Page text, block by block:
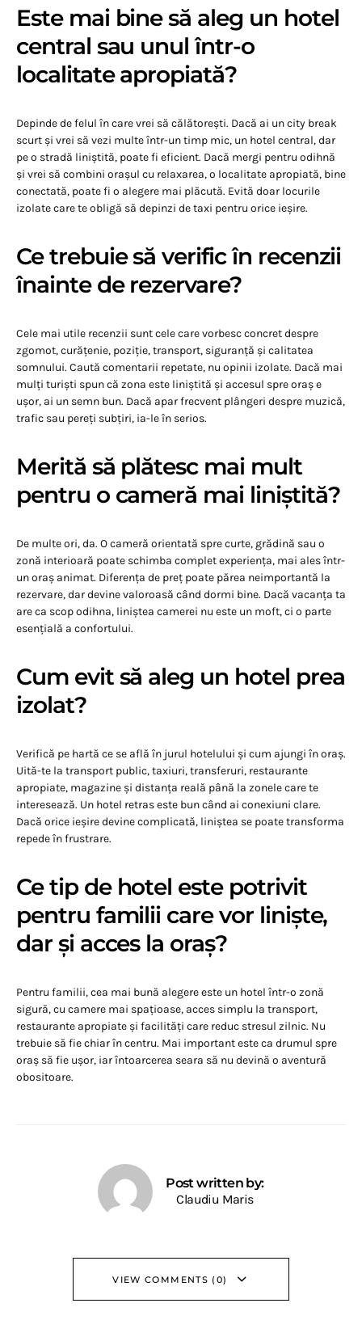
Este mai bine să aleg un hotel
central sau unul într-o
localitate apropiată?
Depinde de felul în care vrei să călătorești. Dacă ai un city break
scurt și vrei să vezi multe într-un timp mic, un hotel central, dar
pe o stradă liniștită, poate fi eficient. Dacă mergi pentru odihnă
și vrei să combini orașul cu relaxarea, o localitate apropiată, bine
conectată, poate fi o alegere mai plăcută. Evită doar locurile
izolate care te obligă să depinzi de taxi pentru orice ieșire.
Ce trebuie să verific în recenzii
înainte de rezervare?
Cele mai utile recenzii sunt cele care vorbesc concret despre
zgomot, curățenie, poziție, transport, siguranță și calitatea
somnului. Caută comentarii repetate, nu opinii izolate. Dacă mai
mulți turiști spun că zona este liniștită și accesul spre oraș e
ușor, ai un semn bun. Dacă apar frecvent plângeri despre muzică,
trafic sau pereți subțiri, ia-le în serios.
Merită să plătesc mai mult
pentru o cameră mai liniștită?
De multe ori, da. O cameră orientată spre curte, grădină sau o
zonă interioară poate schimba complet experiența, mai ales într-
un oraș animat. Diferența de preț poate părea neimportantă la
rezervare, dar devine valoroasă când dormi bine. Dacă vacanța ta
are ca scop odihna, liniștea camerei nu este un moft, ci o parte
esențială a confortului.
Cum evit să aleg un hotel prea
izolat?
Verifică pe hartă ce se află în jurul hotelului și cum ajungi în oraș.
Uită-te la transport public, taxiuri, transferuri, restaurante
apropiate, magazine și distanța reală până la zonele care te
interesează. Un hotel retras este bun când ai conexiuni clare.
Dacă orice ieșire devine complicată, liniștea se poate transforma
repede în frustrare.
Ce tip de hotel este potrivit
pentru familii care vor liniște,
dar și acces la oraș?
Pentru familii, cea mai bună alegere este un hotel într-o zonă
sigură, cu camere mai spațioase, acces simplu la transport,
restaurante apropiate și facilități care reduc stresul zilnic. Nu
trebuie să fie chiar în centru. Mai important este ca drumul spre
oraș să fie ușor, iar întoarcerea seara să nu devină o aventură
obositoare.
Post written by:
Claudiu Maris
VIEW COMMENTS (0)